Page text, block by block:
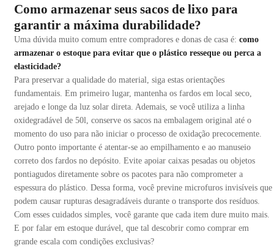
Como armazenar seus sacos de lixo para
garantir a máxima durabilidade?
Uma dúvida muito comum entre compradores e donas de casa é: como
armazenar o estoque para evitar que o plástico resseque ou perca a
elasticidade?
Para preservar a qualidade do material, siga estas orientações
fundamentais. Em primeiro lugar, mantenha os fardos em local seco,
arejado e longe da luz solar direta. Ademais, se você utiliza a linha
oxidegradável de 50l, conserve os sacos na embalagem original até o
momento do uso para não iniciar o processo de oxidação precocemente.
Outro ponto importante é atentar-se ao empilhamento e ao manuseio
correto dos fardos no depósito. Evite apoiar caixas pesadas ou objetos
pontiagudos diretamente sobre os pacotes para não comprometer a
espessura do plástico. Dessa forma, você previne microfuros invisíveis que
podem causar rupturas desagradáveis durante o transporte dos resíduos.
Com esses cuidados simples, você garante que cada item dure muito mais.
E por falar em estoque durável, que tal descobrir como comprar em
grande escala com condições exclusivas?